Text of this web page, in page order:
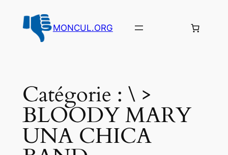
contenu
MONCUL.ORG
Catégorie : \ >
BLOODY MARY
UNA CHICA